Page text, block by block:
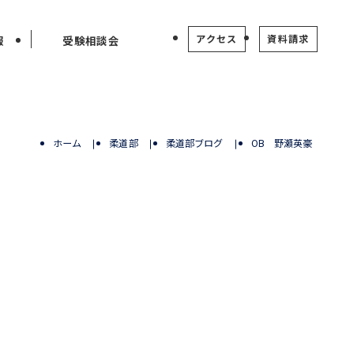
受験相談会 アクセス 資料請求
ホーム 柔道部 柔道部ブログ OB 野瀬英豪